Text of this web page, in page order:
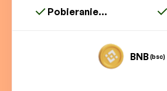
Pobieranie...
BNB(bsc)